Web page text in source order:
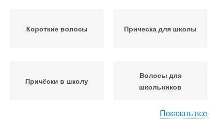
Короткие волосы Прическа для школы
Причёски в школу
Волосы для
школьников
Показать все